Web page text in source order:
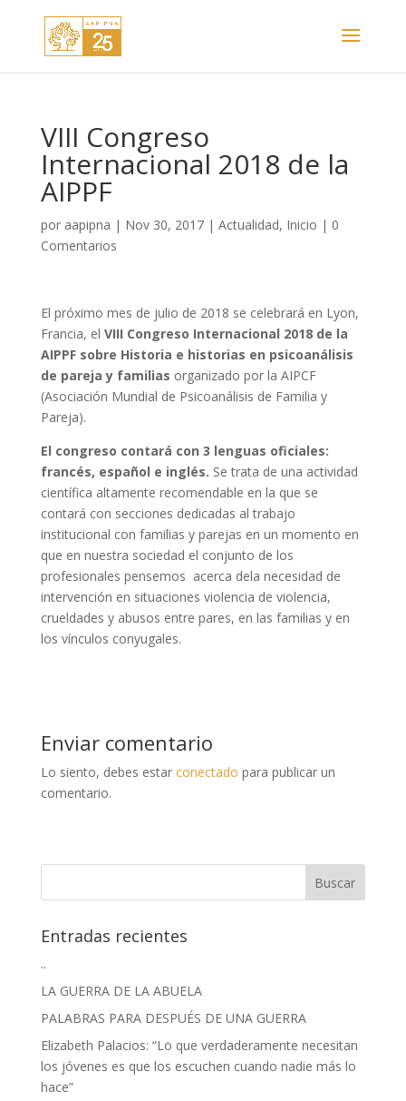
VIII Congreso
Internacional 2018 de la
AIPPF
por aapipna | Nov 30, 2017| Actualidad, Inicio | 0
Comentarios
El próximo mes de julio de 2018 se celebrará en Lyon,
Francia, el VIII Congreso Internacional 2018 de la
AIPPF sobre Historia e historias en psicoanálisis
de pareja y familias organizado por la AIPCF
(Asociación Mundial de Psicoanálisis de Familia y
Pareja).
El congreso contará con 3 lenguas oficiales:
francés, español e inglés. Se trata de una actividad
científica altamente recomendable en la que se
contará con secciones dedicadas al trabajo
institucional con familias y parejas en un momento en
que en nuestra sociedad el conjunto de los
profesionales pensemos acerca dela necesidad de
intervención en situaciones violencia de violencia,
crueldades y abusos entre pares, en las familias y en
los vínculos conyugales.
Enviar comentario
Lo siento, debes estar conectado para publicar un
comentario.
Entradas recientes
..
LA GUERRA DE LA ABUELA
PALABRAS PARA DESPUÉS DE UNA GUERRA
Elizabeth Palacios: “Lo que verdaderamente necesitan
los jóvenes es que los escuchen cuando nadie más lo
hace”